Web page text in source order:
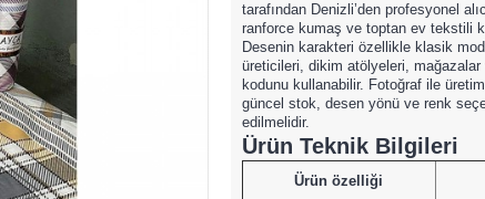
tarafından Denizli’den profesyonel
ranforce kumaş ve toptan ev tekstili
Desenin karakteri özellikle klasik
üreticileri, dikim atölyeleri,
kodunu kullanabilir. Fotoğraf ile
güncel stok, desen yönü ve renk
edilmelidir.
Ürün Teknik Bilgileri
Ürün özelliği